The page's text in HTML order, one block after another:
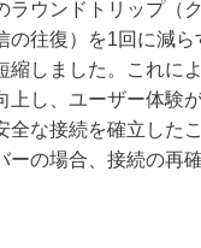
ラウンドトリップ（
の往復）を1回に減
縮しました。これに
上し、ユーザー体験
全な接続を確立した
ーの場合、接続の再